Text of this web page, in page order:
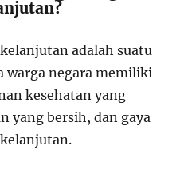
adalah suatu
warga negara memiliki
kesehatan yang
yang bersih, dan gaya